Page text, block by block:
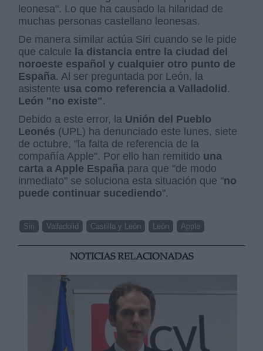
leonesa". Lo que ha causado la hilaridad de
muchas personas castellano leonesas.
De manera similar actúa Siri cuando se le pide
que calcule la distancia entre la ciudad del
noroeste español y cualquier otro punto de
España. Al ser preguntada por León, la
asistente usa como referencia a Valladolid.
León "no existe" .
Debido a este error, la Unión del Pueblo
Leonés (UPL) ha denunciado este lunes, siete
de octubre, "la falta de referencia de la
compañía Apple". Por ello han remitido una
carta a Apple España para que "de modo
inmediato" se soluciona esta situación que "no
puede continuar sucediendo".
Siri Valladolid Castilla y León León Apple
NOTICIAS RELACIONADAS